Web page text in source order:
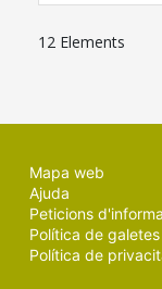
12 Elements
Mapa web
Ajuda
Peticions
Política de galetes
Política de